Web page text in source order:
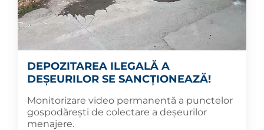
DEPOZITAREA ILEGALĂ A
DEȘEURILOR SE SANCȚIONEAZĂ!
Monitorizare video permanentă a punctelor
gospodărești de colectare a deșeurilor
menajere.